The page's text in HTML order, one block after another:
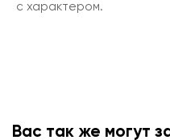
с характером.
Вас так же могут